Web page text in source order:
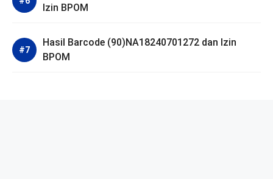
Izin BPOM
Hasil Barcode (90)NA18240701272 dan Izin
BPOM